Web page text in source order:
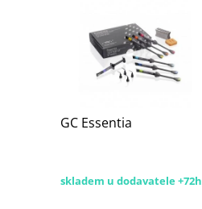
GC Essentia
skladem u dodavatele +72h